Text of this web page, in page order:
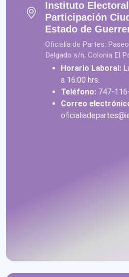
Instituto
Participación
Estado de
Oficialía de Partes:
Delgado s/n, Colonia El
Horario Laboral:
a 16:00 hrs.
Teléfono: 747-
Correo